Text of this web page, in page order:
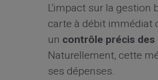
L'impact sur la gestion
carte à débit immédiat
un contrôle précis des
Naturellement, cette
ses dépenses.